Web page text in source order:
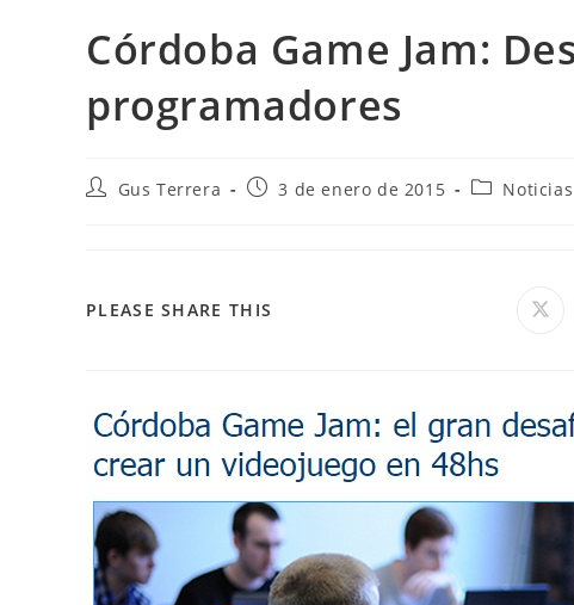
Córdoba Game Jam:
programadores
Gus Terrera 3 de enero de 2015 Noticias
PLEASE SHARE THIS